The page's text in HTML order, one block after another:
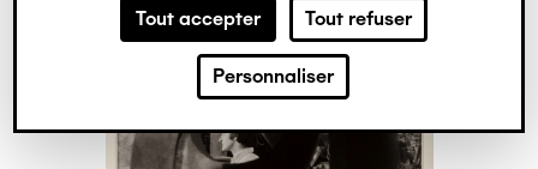
Tout accepter Tout refuser
Personnaliser